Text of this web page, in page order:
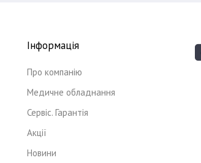
Інформація
Про компанію
Медичне обладнання
Сервіс. Гарантія
Акції
Новини